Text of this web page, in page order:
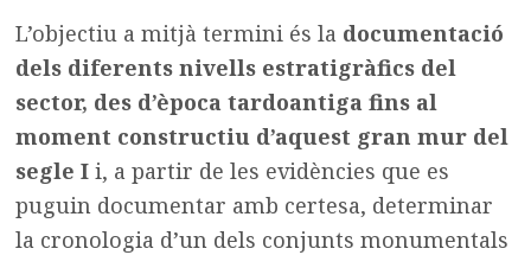
L’objectiu a mitjà termini és la documentació
dels diferents nivells estratigràfics del
sector, des d’època tardoantiga fins al
moment constructiu d’aquest gran mur del
segle I i, a partir de les evidències que es
puguin documentar amb certesa, determinar
la cronologia d’un dels conjunts monumentals